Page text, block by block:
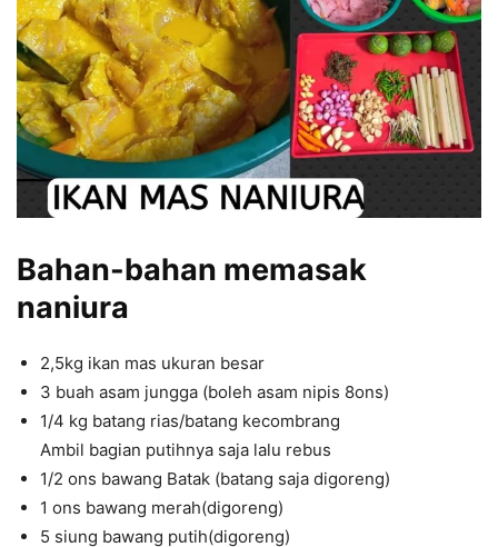
Bahan-bahan memasak
naniura
2,5kg ikan mas ukuran besar
3 buah asam jungga (boleh asam nipis 8ons)
1/4 kg batang rias/batang kecombrang
Ambil bagian putihnya saja lalu rebus
1/2 ons bawang Batak (batang saja digoreng)
1 ons bawang merah(digoreng)
5 siung bawang putih(digoreng)